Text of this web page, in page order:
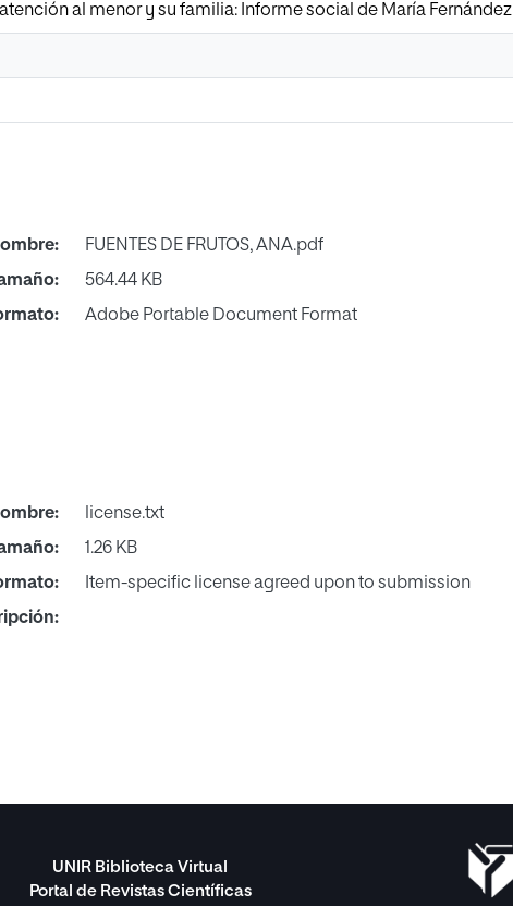
atención al menor y su familia: Informe social de María Fernández
FUENTES DE FRUTOS, ANA.pdf
564.44 KB
Adobe Portable Document Format
license.txt
1.26 KB
Item-specific license agreed upon to submission
UNIR Biblioteca Virtual
Portal de Revistas Científicas